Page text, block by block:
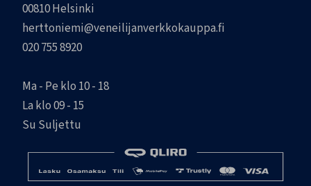
00810 Helsinki
herttoniemi@veneilijanverkkokauppa.fi
020 755 8920
Ma - Pe klo 10 - 18
La klo 09 - 15
Su Suljettu